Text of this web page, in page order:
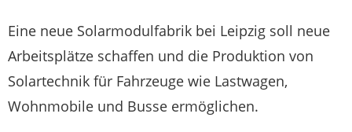
Eine neue Solarmodulfabrik bei Leipzig soll neue
Arbeitsplätze schaffen und die Produktion von
Solartechnik für Fahrzeuge wie Lastwagen,
Wohnmobile und Busse ermöglichen.